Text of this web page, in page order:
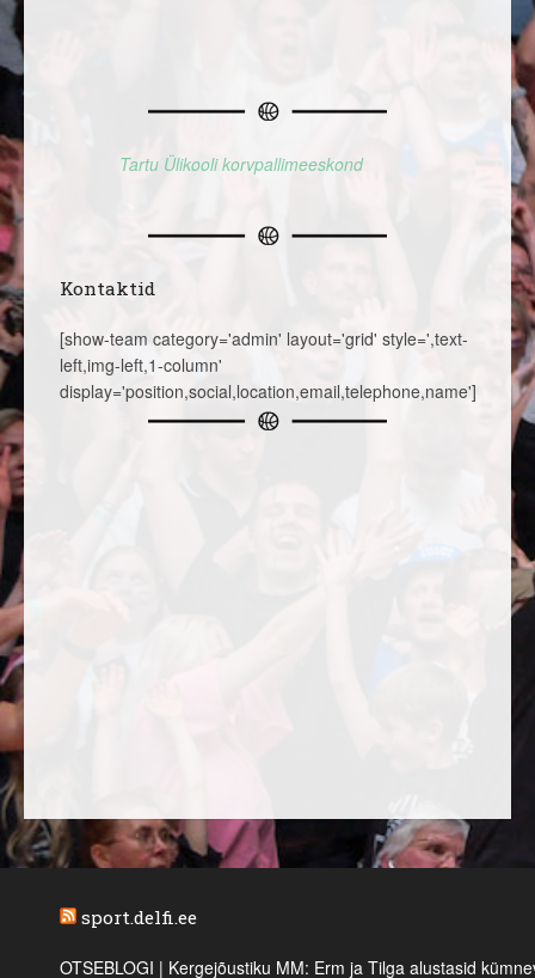
Tartu Ülikooli korvpallimeeskond
Kontaktid
[show-team category='admin' layout='grid' style=',text-
left,img-left,1-column'
display='position,social,location,email,telephone,name']
sport.delfi.ee
OTSEBLOGI | Kergejõustiku MM: Erm ja Tilga alustasid